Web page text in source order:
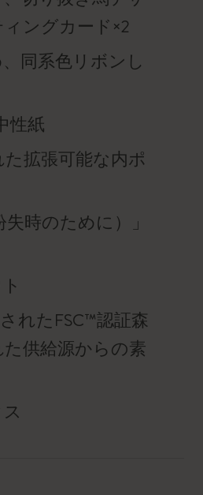
ングカード×2
同系色リボンし
性紙
拡張可能な内ポ
失時のために）」
れたFSC™認証森
供給源からの素